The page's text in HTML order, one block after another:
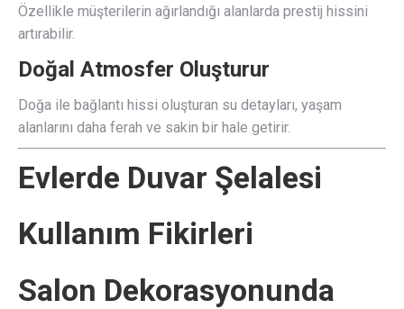
Özellikle müşterilerin ağırlandığı alanlarda prestij hissini
artırabilir.
Doğal Atmosfer Oluşturur
Doğa ile bağlantı hissi oluşturan su detayları, yaşam
alanlarını daha ferah ve sakin bir hale getirir.
Evlerde Duvar Şelalesi
Kullanım Fikirleri
Salon Dekorasyonunda